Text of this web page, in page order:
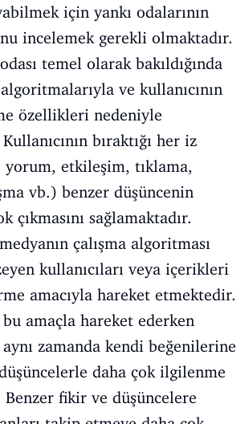
için yankı odalarının
incelemek gerekli olmaktadır.
temel olarak bakıldığında
ve kullanıcının
özellikleri nedeniyle
bıraktığı her iz
etkileşim, tıklama,
vb.) benzer düşüncenin
çıkmasını sağlamaktadır.
çalışma algoritması
kullanıcıları veya içerikleri
amacıyla hareket etmektedir.
amaçla hareket ederken
zamanda kendi beğenilerine
daha çok ilgilenme
fikir ve düşüncelere